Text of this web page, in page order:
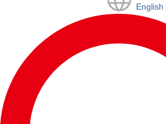
English